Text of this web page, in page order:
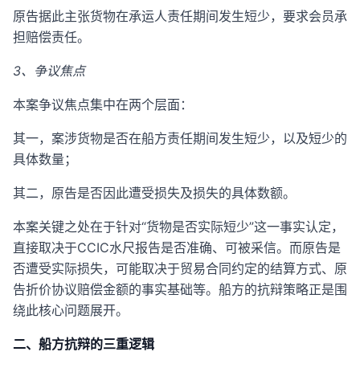
原告据此主张货物在承运人责任期间发生短少，要求会员承
担赔偿责任。
3、争议焦点
本案争议焦点集中在两个层面：
其一，案涉货物是否在船方责任期间发生短少，以及短少的
具体数量；
其二，原告是否因此遭受损失及损失的具体数额。
本案关键之处在于针对“货物是否实际短少”这一事实认定，
直接取决于CCIC水尺报告是否准确、可被采信。而原告是
否遭受实际损失，可能取决于贸易合同约定的结算方式、原
告折价协议赔偿金额的事实基础等。船方的抗辩策略正是围
绕此核心问题展开。
二、船方抗辩的三重逻辑